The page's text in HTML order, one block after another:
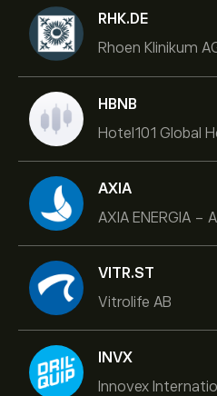
RHK.DE
Rhoen Klinikum
HBNB
Hotel101 Global
AXIA
AXIA ENERGIA -
VITR.ST
Vitrolife AB
INVX
Innovex